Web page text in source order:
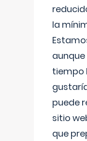
la
tiempo
puede
sitio
que